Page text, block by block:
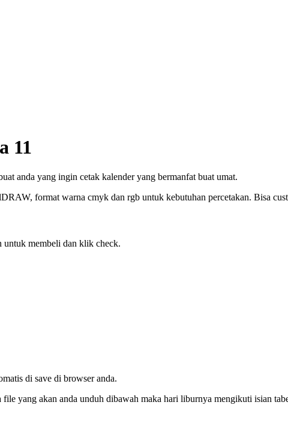
11
anda yang ingin cetak kalender yang bermanfat buat umat.
format warna cmyk dan rgb untuk kebutuhan percetakan. Bisa
untuk membeli dan klik check.
di save di browser anda.
yang akan anda unduh dibawah maka hari liburnya mengikuti isian